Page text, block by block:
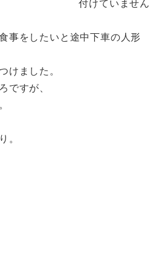
付けていません
事をしたいと途中下車の人形
けました。
ですが、
。